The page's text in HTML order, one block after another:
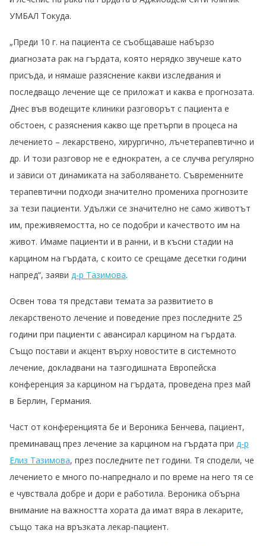
УМБАЛ Токуда.
„Преди 10 г. на пациента се съобщаваше набързо
диагнозата рак на гърдата, която нерядко звучеше като
присъда, и нямаше разяснение какви изследвания и
последващо лечение ще се приложат и каква е прогнозата.
Днес във водещите клиники разговорът с пациента е
обстоен, с разяснения какво ще претърпи в процеса на
лечението – лекарствено, хирургично, лъчетерапевтично и
др. И този разговор не е еднократен, а се случва регулярно
и зависи от динамиката на заболяването. Съвременните
терапевтични подходи значително промениха прогнозите
за тези пациенти. Удължи се значително не само животът
им, преживяемостта, но се подобри и качеството им на
живот. Имаме пациенти и в ранни, и в късни стадии на
карцином на гърдата, с които се срещаме десетки години
напред“, заяви д-р Тазимова.
Освен това тя представи темата за развитието в
лекарственото лечение и поведение през последните 25
години при пациенти с авансирал карцином на гърдата.
Също постави и акцент върху новостите в системното
лечение, докладвани на тазгодишната Европейска
конференция за карцином на гърдата, проведена през май
в Берлин, Германия.
Част от конференцията бе и Вероника Бенчева, пациент,
преминаващ през лечение за карцином на гърдата при д-р
Елиз Тазимова, през последните пет години. Тя сподели, че
лечението е много по-напреднало и по време на него тя се
е чувствала добре и дори е работила. Вероника обърна
внимание на важността хората да имат вяра в лекарите,
също така на връзката лекар-пациент.